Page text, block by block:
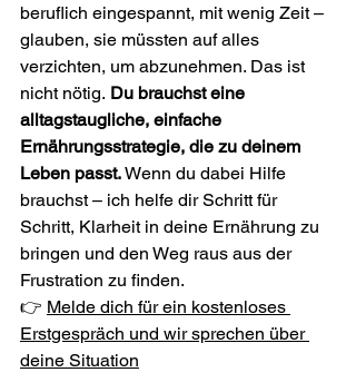
beruflich eingespannt, mit wenig Zeit –
glauben, sie müssten auf alles
verzichten, um abzunehmen. Das ist
nicht nötig. Du brauchst eine
alltagstaugliche, einfache
Ernährungsstrategie, die zu deinem
Leben passt. Wenn du dabei Hilfe
brauchst – ich helfe dir Schritt für
Schritt, Klarheit in deine Ernährung zu
bringen und den Weg raus aus der
Frustration zu finden.
👉 Melde dich für ein kostenloses
Erstgespräch und wir sprechen über
deine Situation